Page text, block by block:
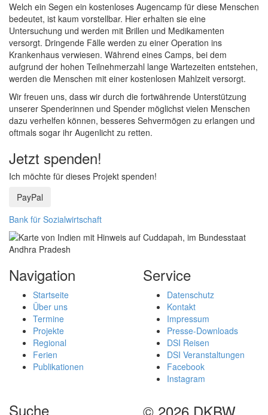
Welch ein Segen ein kostenloses Augencamp für diese Menschen
bedeutet, ist kaum vorstellbar. Hier erhalten sie eine
Untersuchung und werden mit Brillen und Medikamenten
versorgt. Dringende Fälle werden zu einer Operation ins
Krankenhaus verwiesen. Während eines Camps, bei dem
aufgrund der hohen Teilnehmerzahl lange Wartezeiten entstehen,
werden die Menschen mit einer kostenlosen Mahlzeit versorgt.
Wir freuen uns, dass wir durch die fortwährende Unterstützung
unserer Spenderinnen und Spender möglichst vielen Menschen
dazu verhelfen können, besseres Sehvermögen zu erlangen und
oftmals sogar ihr Augenlicht zu retten.
Jetzt spenden!
Ich möchte für dieses Projekt spenden!
PayPal
Bank für Sozialwirtschaft
Navigation
Startseite
Über uns
Termine
Projekte
Regional
Ferien
Publikationen
Service
Datenschutz
Kontakt
Impressum
Presse-Downloads
DSI Reisen
DSI Veranstaltungen
Facebook
Instagram
Suche